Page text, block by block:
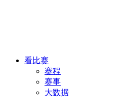
看比赛
赛程
赛事
大数据